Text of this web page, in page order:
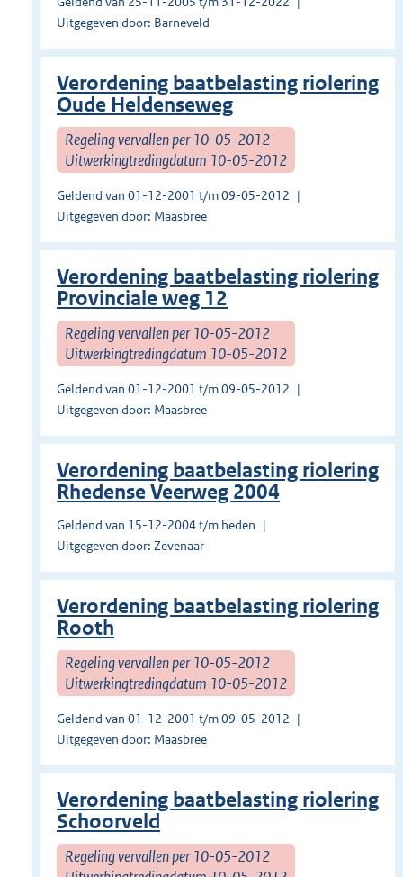
Uitgegeven door: Barneveld
Verordening baatbelasting riolering
Oude Heldenseweg
Regeling vervallen per 10-05-2012
Uitwerkingtredingdatum 10-05-2012
Geldend van 01-12-2001 t/m 09-05-2012
Uitgegeven door: Maasbree
Verordening baatbelasting riolering
Provinciale weg 12
Regeling vervallen per 10-05-2012
Uitwerkingtredingdatum 10-05-2012
Geldend van 01-12-2001 t/m 09-05-2012
Uitgegeven door: Maasbree
Verordening baatbelasting riolering
Rhedense Veerweg 2004
Geldend van 15-12-2004 t/m heden
Uitgegeven door: Zevenaar
Verordening baatbelasting riolering
Rooth
Regeling vervallen per 10-05-2012
Uitwerkingtredingdatum 10-05-2012
Geldend van 01-12-2001 t/m 09-05-2012
Uitgegeven door: Maasbree
Verordening baatbelasting riolering
Schoorveld
Regeling vervallen per 10-05-2012